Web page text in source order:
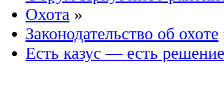
Охота »
Законодательство об охоте
Есть казус — есть решение